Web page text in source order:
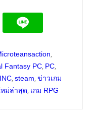
,
Fantasy PC, PC,
, steam, ข่าวเกม
หม่ล่าสุด, เกม RPG